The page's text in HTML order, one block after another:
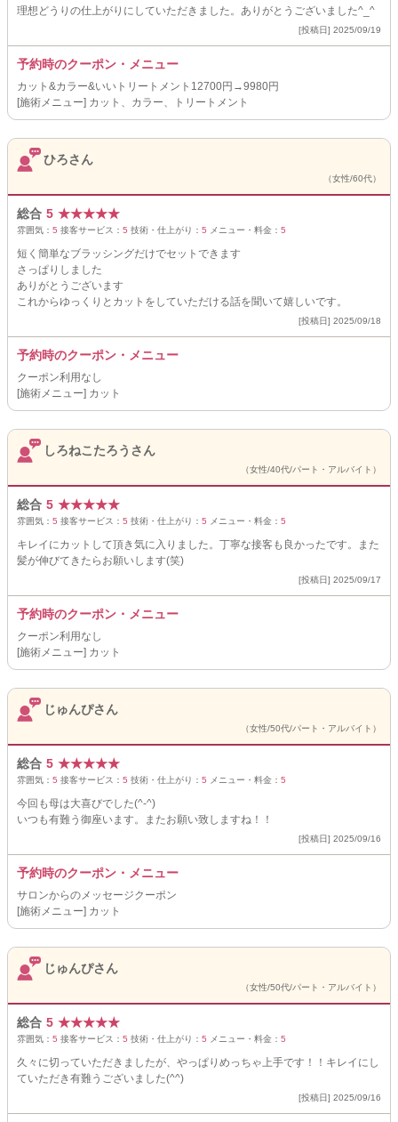
理想どうりの仕上がりにしていただきました。ありがとうございました^_^
[投稿日] 2025/09/19
予約時のクーポン・メニュー
カット&カラー&いいトリートメント12700円→9980円
[施術メニュー] カット、カラー、トリートメント
ひろさん
（女性/60代）
総合 5 ★★★★★
雰囲気： 5 接客サービス： 5 技術・仕上がり： 5 メニュー・料金： 5
短く簡単なブラッシングだけでセットできます
さっぱりしました
ありがとうございます
これからゆっくりとカットをしていただける話を聞いて嬉しいです。
[投稿日] 2025/09/18
予約時のクーポン・メニュー
クーポン利用なし
[施術メニュー] カット
しろねこたろうさん
（女性/40代/パート・アルバイト）
総合 5 ★★★★★
雰囲気： 5 接客サービス： 5 技術・仕上がり： 5 メニュー・料金： 5
キレイにカットして頂き気に入りました。丁寧な接客も良かったです。また
髪が伸びてきたらお願いします(笑)
[投稿日] 2025/09/17
予約時のクーポン・メニュー
クーポン利用なし
[施術メニュー] カット
じゅんぴさん
（女性/50代/パート・アルバイト）
総合 5 ★★★★★
雰囲気： 5 接客サービス： 5 技術・仕上がり： 5 メニュー・料金： 5
今回も母は大喜びでした(^-^)
いつも有難う御座います。またお願い致しますね！！
[投稿日] 2025/09/16
予約時のクーポン・メニュー
サロンからのメッセージクーポン
[施術メニュー] カット
じゅんぴさん
（女性/50代/パート・アルバイト）
総合 5 ★★★★★
雰囲気： 5 接客サービス： 5 技術・仕上がり： 5 メニュー・料金： 5
久々に切っていただきましたが、やっぱりめっちゃ上手です！！キレイにし
ていただき有難うございました(^^)
[投稿日] 2025/09/16